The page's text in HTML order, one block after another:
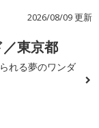
2026/08/09 更新
東京都
れる夢のワンダ